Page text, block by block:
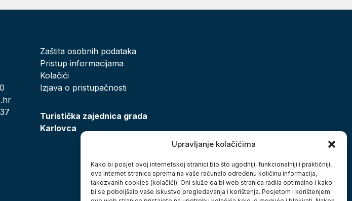
Upravljanje kolačićima
Kako bi posjet ovoj internetskoj stranici bio što ugodniji, funkcionalniji i praktičniji,
ova internet stranica sprema na vaše računalo određenu količinu informacija,
takozvanih cookies (kolačići). Oni služe da bi web stranica radila optimalno i kako
bi se poboljšalo vaše iskustvo pregledavanja i korištenja. Posjetom i korištenjem
Zaštita osobnih podataka
Pristup informacijama
Kolačići
Izjava o pristupačnosti
Turistička zajednica grada
Karlovca